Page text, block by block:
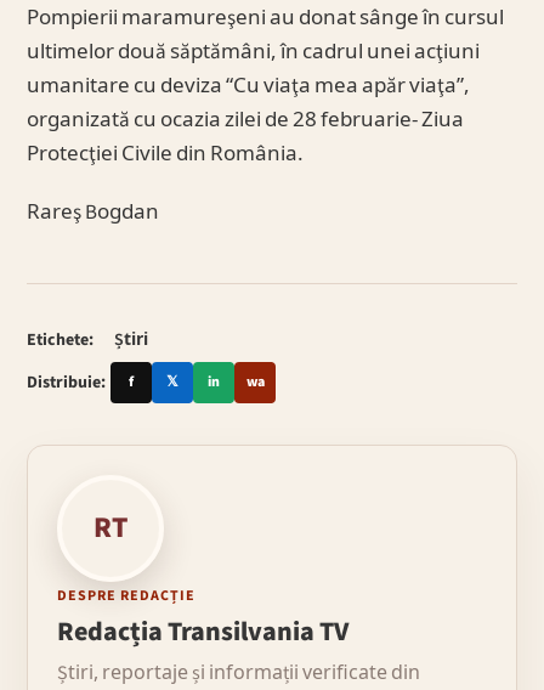
Pompierii maramureşeni au donat sânge în cursul
ultimelor două săptămâni, în cadrul unei acţiuni
umanitare cu deviza “Cu viaţa mea apăr viaţa”,
organizată cu ocazia zilei de 28 februarie- Ziua
Protecţiei Civile din România.
Rareş Bogdan
Etichete:
Știri
Distribuie:
f 𝕏 in wa
RT
DESPRE REDACȚIE
Redacția Transilvania TV
Știri, reportaje și informații verificate din